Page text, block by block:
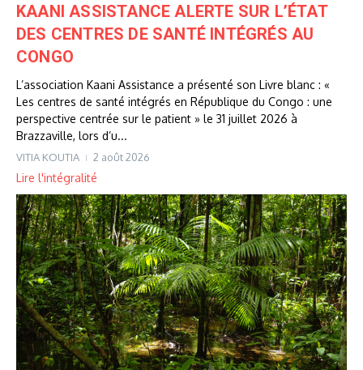
KAANI ASSISTANCE ALERTE SUR L’ÉTAT
DES CENTRES DE SANTÉ INTÉGRÉS AU
CONGO
L’association Kaani Assistance a présenté son Livre blanc : «
Les centres de santé intégrés en République du Congo : une
perspective centrée sur le patient » le 31 juillet 2026 à
Brazzaville, lors d’u...
VITIA KOUTIA 2 août 2026
Lire l'intégralité